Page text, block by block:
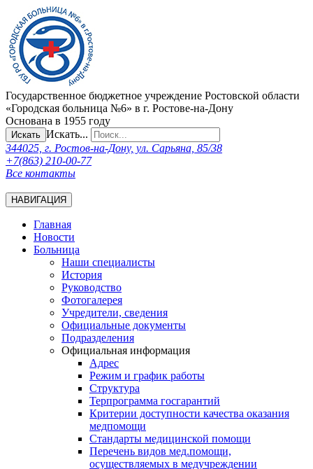
Государственное бюджетное учреждение Ростовской области
«Городская больница №6» в г. Ростове-на-Дону
Основана в 1955 году
Искать Искать...
344025, г. Ростов-на-Дону, ул. Сарьяна, 85/38
+7(863) 210-00-77
Все контакты
НАВИГАЦИЯ
Главная
Новости
Больница
Наши специалисты
История
Руководство
Фотогалерея
Учредители, сведения
Официальные документы
Подразделения
Официальная информация
Адрес
Режим и график работы
Структура
Терпрограмма госгарантий
Критерии доступности качества оказания
медпомощи
​Стандарты медицинской помощи
Перечень видов мед.помощи,
осуществляемых в медучреждении